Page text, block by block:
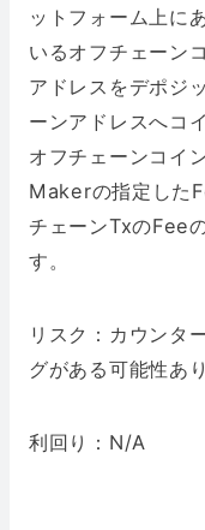
ットフォーム上に
いるオフチェーン
アドレスをデポジ
ーンアドレスへコ
オフチェーンコイ
Makerの指定した
チェーンTxのFee
す。
リスク：カウンタ
グがある可能性あり
利回り：N/A